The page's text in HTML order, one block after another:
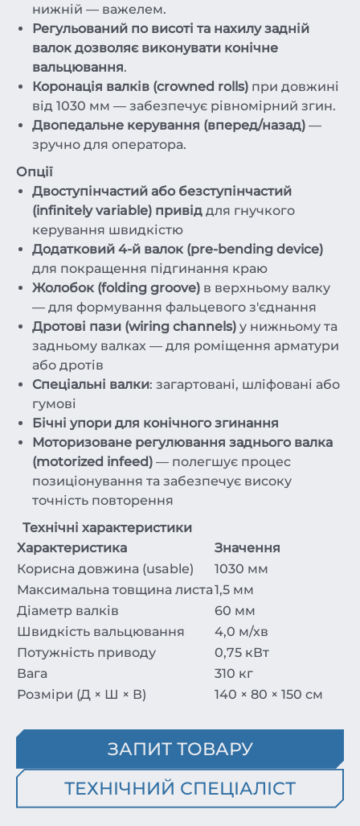
нижній — важелем.
Регульований по висоті та нахилу задній
валок дозволяє виконувати конічне
вальцювання.
Коронація валків (crowned rolls) при довжині
від 1030 мм — забезпечує рівномірний згин.
Двопедальне керування (вперед/назад) —
зручно для оператора.
Опції
Двоступінчастий або безступінчастий
(infinitely variable) привід для гнучкого
керування швидкістю
Додатковий 4-й валок (pre-bending device)
для покращення підгинання краю
Жолобок (folding groove) в верхньому валку
— для формування фальцевого з'єднання
Дротові пази (wiring channels) у нижньому та
задньому валках — для роміщення арматури
або дротів
Спеціальні валки: загартовані, шліфовані або
гумові
Бічні упори для конічного згинання
Моторизоване регулювання заднього валка
(motorized infeed) — полегшує процес
позиціонування та забезпечує високу
точність повторення
Технічні характеристики
Характеристика
Значення
Корисна довжина (usab­le)
1030 мм
Максимальна товщина листа1,5 мм
Діаметр валків
60 мм
Швидкість вальцювання
4,0 м/хв
Потужність приводу
0,75 кВт
Вага
310 кг
Розміри (Д × Ш × В)
140 × 80 × 150 см
ЗАПИТ ТОВАРУ
ТЕХНІЧНИЙ СПЕЦІАЛІСТ